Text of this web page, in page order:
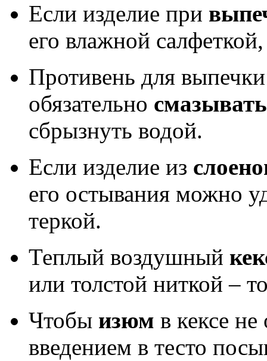
Если изделие при
его влажной
Противень для
обязательно
сбрызнуть водой.
Если изделие из
его остывания можно
теркой.
Теплый воздушный
или толстой ниткой –
Чтобы изюм в кексе
введением в тесто